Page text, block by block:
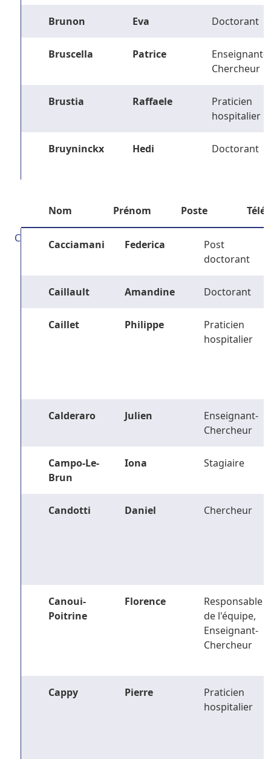
Brunon Eva Doctorant
Bruscella Patrice
Enseignant-
Chercheur
Brustia Raffaele
Praticien
hospitalier
Bruyninckx Hedi Doctorant
Nom Prénom Poste
C Cacciamani Federica
Post
doctorant
Caillault Amandine Doctorant
Caillet Philippe
Praticien
hospitalier
Calderaro Julien
Enseignant-
Chercheur
Campo-Le-
Brun
Iona Stagiaire
Candotti Daniel Chercheur
Canoui-
Poitrine
Florence
Responsable
de l'équipe,
Enseignant-
Chercheur
Cappy Pierre
Praticien
hospitalier